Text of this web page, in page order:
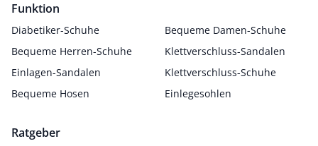
Funktion
Diabetiker-Schuhe
Bequeme Damen-Schuhe
Bequeme Herren-Schuhe
Klettverschluss-Sandalen
Einlagen-Sandalen
Klettverschluss-Schuhe
Bequeme Hosen
Einlegesohlen
Ratgeber